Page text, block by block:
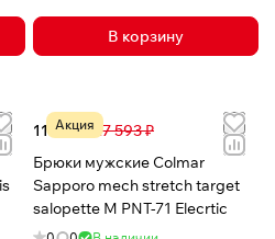
В корзину
Акция
11 909 ₽ 27 593 ₽
Брюки мужские Colmar
Sapporo mech stretch target
salopette M PNT-71 Elecrtic